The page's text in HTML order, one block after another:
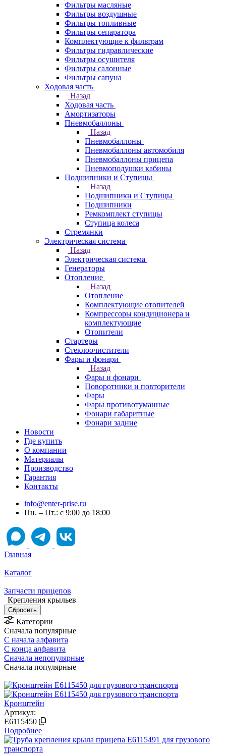
Фильтры масляные
Фильтры воздушные
Фильтры топливные
Фильтры сепаратора
Комплектующие к фильтрам
Фильтры гидравлические
Фильтры осушителя
Фильтры салонные
Фильтры сапуна
Ходовая часть
Назад
Ходовая часть
Амортизаторы
Пневмобаллоны
Назад
Пневмобаллоны
Пневмобаллоны автомобиля
Пневмобаллоны прицепа
Пневмоподушки кабины
Подшипники и Ступицы
Назад
Подшипники и Ступицы
Подшипники
Ремкомплект ступицы
Ступица колеса
Стремянки
Электрическая система
Назад
Электрическая система
Генераторы
Отопление
Назад
Отопление
Комплектующие отопителей
Компрессоры кондиционера и
комплектующие
Отопители
Стартеры
Стеклоочистители
Фары и фонари
Назад
Фары и фонари
Поворотники и повторители
Фары
Фары противотуманные
Фонари габаритные
Фонари задние
Новости
Где купить
О компании
Материалы
Производство
Гарантия
Контакты
info@enter-prise.ru
Пн. – Пт.: с 9:00 до 18:00
Главная
Каталог
Запчасти прицепов
Крепления крыльев
Категории
Сначала популярные
С начала алфавита
С конца алфавита
Сначала непопулярные
Сначала популярные
Кронштейн
Артикул:
E6115450
Подробнее